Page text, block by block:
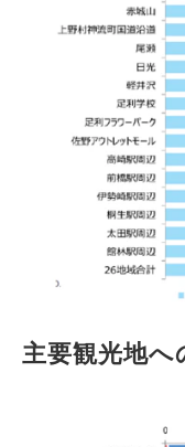
主要観光地へ